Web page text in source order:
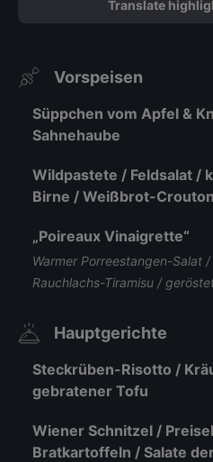
Translate
Vorspeisen
Süppchen vom Apfel &
Sahnehaube
Wildpastete / Feldsalat /
Birne / Weißbrot-
„Poireaux Vinaigrette“
Warmer Porreestangen-Salat
Rauchlachs-Tiramisu /
Hauptgerichte
Steckrüben-Risotto /
gebratener Tofu
Wiener Schnitzel /
Bratkartoffeln / Salate